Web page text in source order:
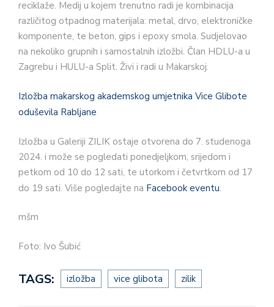
reciklaže. Medij u kojem trenutno radi je kombinacija
različitog otpadnog materijala: metal, drvo, elektroničke
komponente, te beton, gips i epoxy smola. Sudjelovao
na nekoliko grupnih i samostalnih izložbi. Član HDLU-a u
Zagrebu i HULU-a Split. Živi i radi u Makarskoj.
Izložba makarskog akademskog umjetnika Vice Glibote
oduševila Rabljane
Izložba u Galeriji ZILIK ostaje otvorena do 7. studenoga
2024. i može se pogledati ponedjeljkom, srijedom i
petkom od 10 do 12 sati, te utorkom i četvrtkom od 17
do 19 sati. Više pogledajte na Facebook eventu.
mšm
Foto: Ivo Šubić
TAGS: izložba vice glibota zilik